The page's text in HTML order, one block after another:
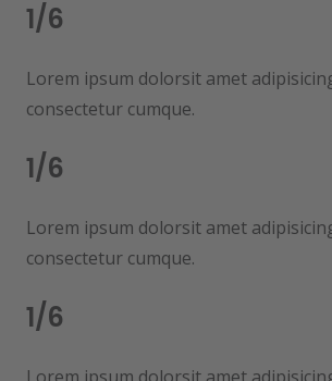
1/6
Lorem ipsum dolorsit amet
consectetur cumque.
1/6
Lorem ipsum dolorsit amet
consectetur cumque.
1/6